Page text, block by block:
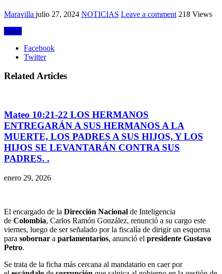
Maravilla julio 27, 2024 NOTICIAS Leave a comment 218 Views
Share
Facebook
Twitter
Related Articles
Mateo 10:21-22 LOS HERMANOS
ENTREGARÁN A SUS HERMANOS A LA
MUERTE, LOS PADRES A SUS HIJOS, Y LOS
HIJOS SE LEVANTARÁN CONTRA SUS
PADRES. .
enero 29, 2026
El encargado de la Dirección Nacional de Inteligencia
de Colombia, Carlos Ramón González, renunció a su cargo este
viernes, luego de ser señalado por la fiscalía de dirigir un esquema
para sobornar a parlamentarios, anunció el presidente Gustavo
Petro.
Se trata de la ficha más cercana al mandatario en caer por